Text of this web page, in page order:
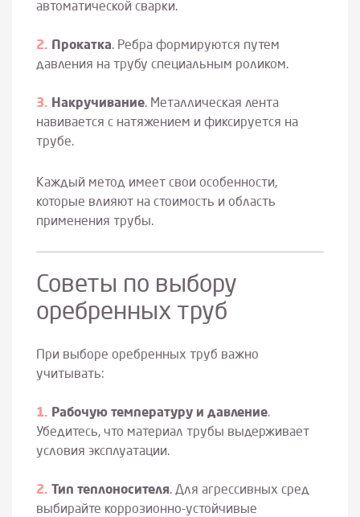
автоматической сварки.
Прокатка. Ребра формируются путем
давления на трубу специальным роликом.
Накручивание. Металлическая лента
навивается с натяжением и фиксируется на
трубе.
Каждый метод имеет свои особенности,
которые влияют на стоимость и область
применения трубы.
Советы по выбору
оребренных труб
При выборе оребренных труб важно
учитывать:
Рабочую температуру и давление.
Убедитесь, что материал трубы выдерживает
условия эксплуатации.
Тип теплоносителя. Для агрессивных сред
выбирайте коррозионно-устойчивые